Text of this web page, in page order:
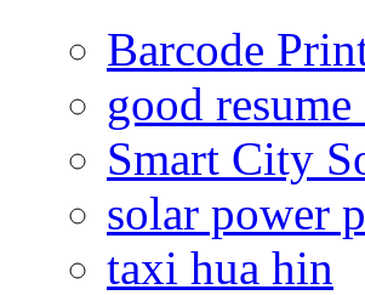
Barcode
good
Smart City
solar power
taxi hua hin